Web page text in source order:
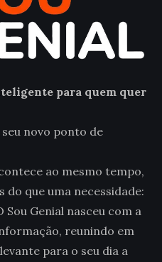
para quem quer
novo ponto de
ao mesmo tempo,
que uma necessidade:
Genial nasceu com a
reunindo em
para o seu dia a